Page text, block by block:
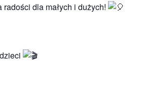
dla małych i dużych!